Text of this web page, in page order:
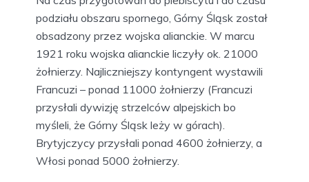
podziału obszaru spornego, Górny Śląsk został
obsadzony przez wojska alianckie. W marcu
1921 roku wojska alianckie liczyły ok. 21000
żołnierzy. Najliczniejszy kontyngent wystawili
Francuzi – ponad 11000 żołnierzy (Francuzi
przysłali dywizję strzelców alpejskich bo
myśleli, że Górny Śląsk leży w górach).
Brytyjczycy przysłali ponad 4600 żołnierzy, a
Włosi ponad 5000 żołnierzy.